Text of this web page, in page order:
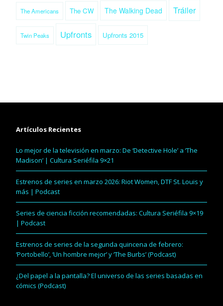
The Americans The CW The Walking Dead Tráiler
Twin Peaks Upfronts Upfronts 2015
Artículos Recientes
Lo mejor de la televisión en marzo: De ‘Detective Hole’ a ‘The
Madison’ | Cultura Seriéfila 9×21
Estrenos de series en marzo 2026: Riot Women, DTF St. Louis y
más | Podcast
Series de ciencia ficción recomendadas: Cultura Seriéfila 9×19
| Podcast
Estrenos de series de la segunda quincena de febrero:
‘Portobello’, ‘Un hombre mejor’ y ‘The Burbs’ (Podcast)
¿Del papel a la pantalla? El universo de las series basadas en
cómics (Podcast)